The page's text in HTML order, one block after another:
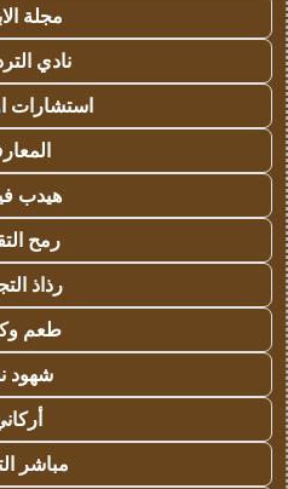
مجلة
نادي
استشارات
هيدب
رمح
رذاذ
طعم
شهود
مباشر